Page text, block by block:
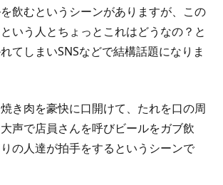
飲むというシーンがありますが、この
いう人とちょっとこれはどうなの？と
てしまいSNSなどで結構話題になりま
き肉を豪快に口開けて、たれを口の周
声で店員さんを呼びビールをガブ飲
の人達が拍手をするというシーンで